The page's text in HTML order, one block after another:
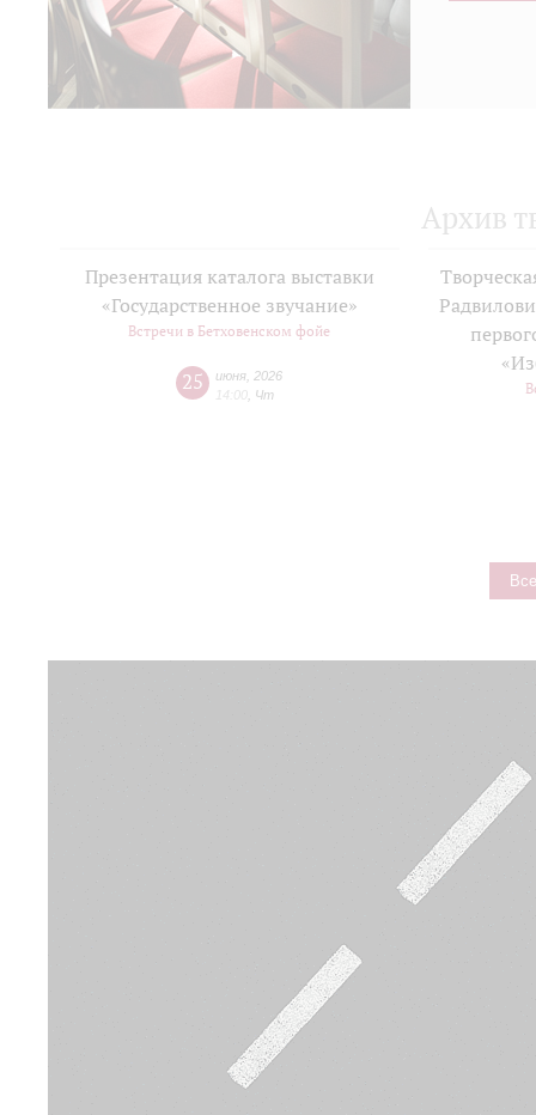
Архив
Презентация каталога выставки
«Государственное звучание»
Встречи в Бетховенском фойе
25 июня 2026
14:00 Чт